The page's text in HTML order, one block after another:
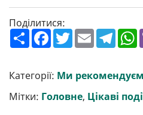
Поділитися:
П
о
р
и
т
и
F
a
b
o
o
k
T
w
e
r
E
m
l
T
e
g
r
a
m
h
s
A
p
p
Категорії: Ми
Мітки: Головне, Цікаві